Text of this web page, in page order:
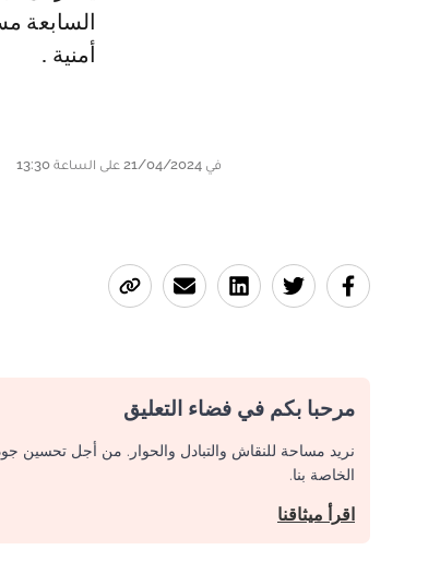
السابعة
أمنية .
في 21/04/2024 على الساعة 13:30
مرحبا بكم في فضاء التعليق
نريد مساحة للنقاش والتبادل والحوار. من أجل تحسين
الخاصة بنا.
اقرأ ميثاقنا